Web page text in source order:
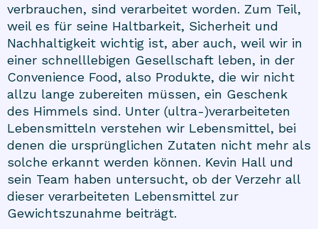
verbrauchen, sind verarbeitet worden. Zum Teil,
weil es für seine Haltbarkeit, Sicherheit und
Nachhaltigkeit wichtig ist, aber auch, weil wir in
einer schnelllebigen Gesellschaft leben, in der
Convenience Food, also Produkte, die wir nicht
allzu lange zubereiten müssen, ein Geschenk
des Himmels sind. Unter (ultra-)verarbeiteten
Lebensmitteln verstehen wir Lebensmittel, bei
denen die ursprünglichen Zutaten nicht mehr als
solche erkannt werden können. Kevin Hall und
sein Team haben untersucht, ob der Verzehr all
dieser verarbeiteten Lebensmittel zur
Gewichtszunahme beiträgt.